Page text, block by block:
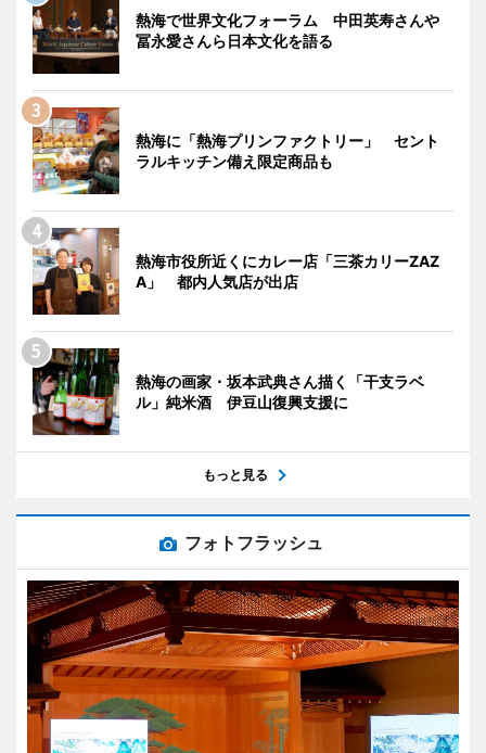
熱海で世界文化フォーラム 中田英寿さんや
冨永愛さんら日本文化を語る
熱海に「熱海プリンファクトリー」 セント
ラルキッチン備え限定商品も
熱海市役所近くにカレー店「三茶カリーZAZ
A」 都内人気店が出店
熱海の画家・坂本武典さん描く「干支ラベ
ル」純米酒 伊豆山復興支援に
もっと見る
フォトフラッシュ